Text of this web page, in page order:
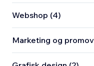
Webshop (4)
Marketing og